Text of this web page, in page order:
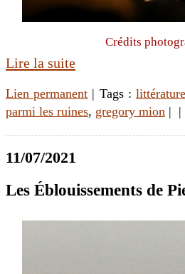
Crédits
Lire la suite
Lien permanent | Tags : littérature
parmi les ruines, gregory mion | |
11/07/2021
Les Éblouissements de